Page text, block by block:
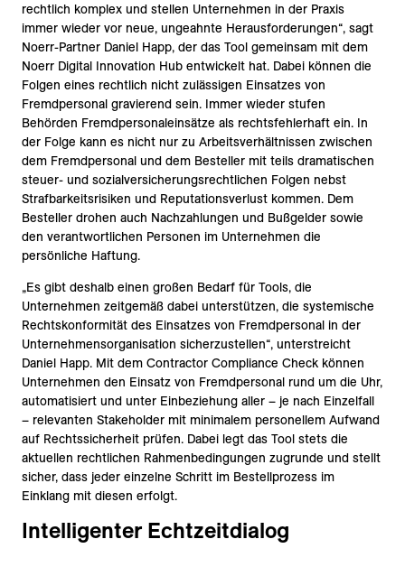
rechtlich komplex und stellen Unternehmen in der Praxis
immer wieder vor neue, ungeahnte Herausforderungen“, sagt
Noerr-Partner Daniel Happ, der das Tool gemeinsam mit dem
Noerr Digital Innovation Hub entwickelt hat. Dabei können die
Folgen eines rechtlich nicht zulässigen Einsatzes von
Fremdpersonal gravierend sein. Immer wieder stufen
Behörden Fremdpersonaleinsätze als rechtsfehlerhaft ein. In
der Folge kann es nicht nur zu Arbeitsverhältnissen zwischen
dem Fremdpersonal und dem Besteller mit teils dramatischen
steuer- und sozialversicherungsrechtlichen Folgen nebst
Strafbarkeitsrisiken und Reputationsverlust kommen. Dem
Besteller drohen auch Nachzahlungen und Bußgelder sowie
den verantwortlichen Personen im Unternehmen die
persönliche Haftung.
„Es gibt deshalb einen großen Bedarf für Tools, die
Unternehmen zeitgemäß dabei unterstützen, die systemische
Rechtskonformität des Einsatzes von Fremdpersonal in der
Unternehmensorganisation sicherzustellen“, unterstreicht
Daniel Happ. Mit dem Contractor Compliance Check können
Unternehmen den Einsatz von Fremdpersonal rund um die Uhr,
automatisiert und unter Einbeziehung aller – je nach Einzelfall
– relevanten Stakeholder mit minimalem personellem Aufwand
auf Rechtssicherheit prüfen. Dabei legt das Tool stets die
aktuellen rechtlichen Rahmenbedingungen zugrunde und stellt
sicher, dass jeder einzelne Schritt im Bestellprozess im
Einklang mit diesen erfolgt.
Intelligenter Echtzeitdialog